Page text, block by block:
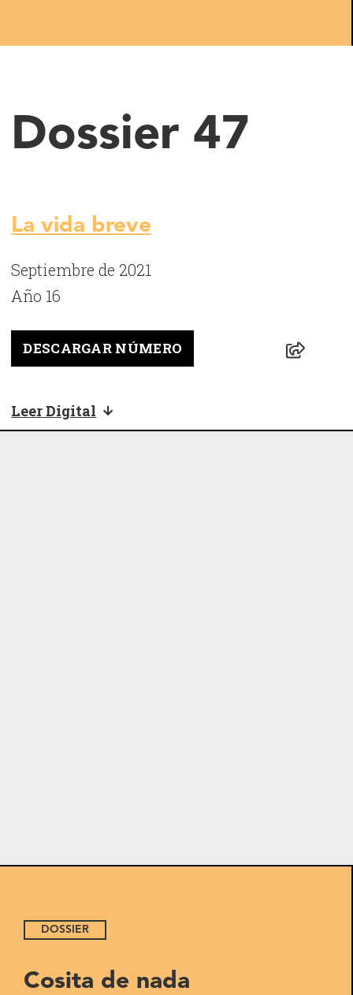
Dossier 47
La vida breve
Septiembre de 2021
Año 16
DESCARGAR NÚMERO
Leer Digital
DOSSIER
Cosita de nada